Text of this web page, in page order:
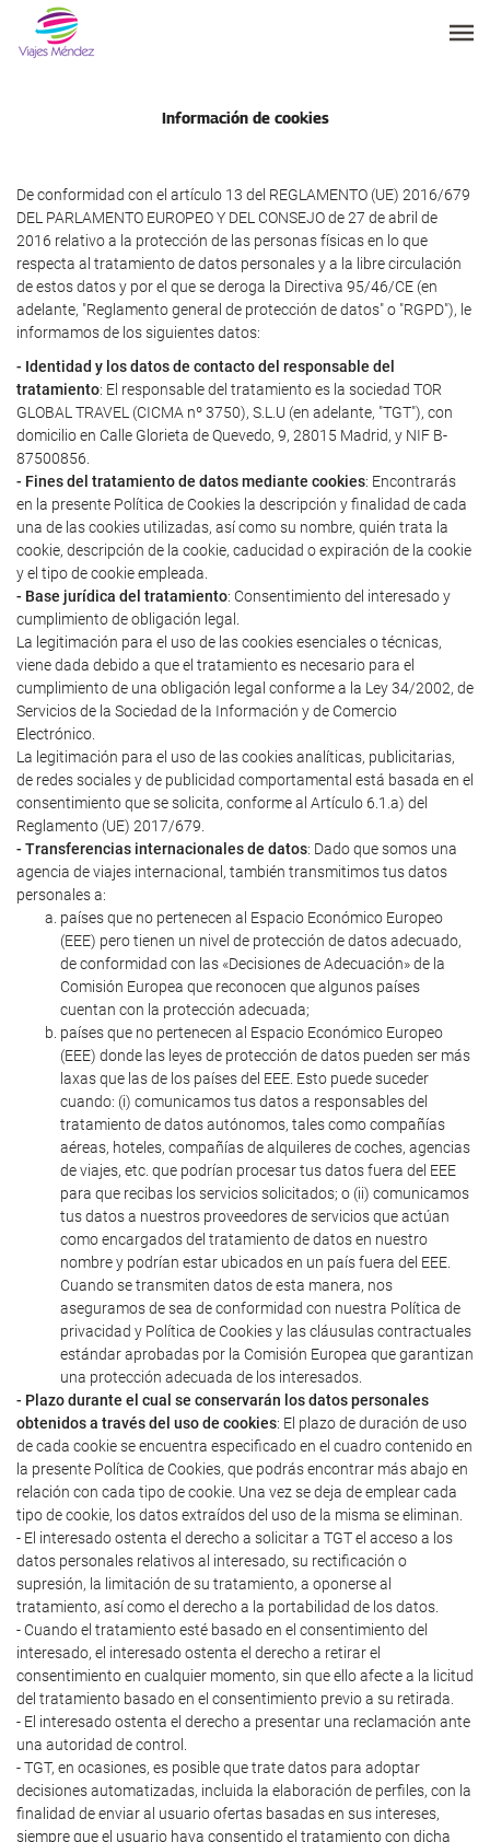
Información de cookies
De conformidad con el artículo 13 del REGLAMENTO (UE) 2016/679
DEL PARLAMENTO EUROPEO Y DEL CONSEJO de 27 de abril de
2016 relativo a la protección de las personas físicas en lo que
respecta al tratamiento de datos personales y a la libre circulación
de estos datos y por el que se deroga la Directiva 95/46/CE (en
adelante, "Reglamento general de protección de datos" o "RGPD"), le
informamos de los siguientes datos:
- Identidad y los datos de contacto del responsable del
tratamiento: El responsable del tratamiento es la sociedad TOR
GLOBAL TRAVEL (CICMA nº 3750), S.L.U (en adelante, "TGT"), con
domicilio en Calle Glorieta de Quevedo, 9, 28015 Madrid, y NIF B-
87500856.
- Fines del tratamiento de datos mediante cookies: Encontrarás
en la presente Política de Cookies la descripción y finalidad de cada
una de las cookies utilizadas, así como su nombre, quién trata la
cookie, descripción de la cookie, caducidad o expiración de la cookie
y el tipo de cookie empleada.
- Base jurídica del tratamiento: Consentimiento del interesado y
cumplimiento de obligación legal.
La legitimación para el uso de las cookies esenciales o técnicas,
viene dada debido a que el tratamiento es necesario para el
cumplimiento de una obligación legal conforme a la Ley 34/2002, de
Servicios de la Sociedad de la Información y de Comercio
Electrónico.
La legitimación para el uso de las cookies analíticas, publicitarias,
de redes sociales y de publicidad comportamental está basada en el
consentimiento que se solicita, conforme al Artículo 6.1.a) del
Reglamento (UE) 2017/679.
- Transferencias internacionales de datos: Dado que somos una
agencia de viajes internacional, también transmitimos tus datos
personales a:
países que no pertenecen al Espacio Económico Europeo
(EEE) pero tienen un nivel de protección de datos adecuado,
de conformidad con las «Decisiones de Adecuación» de la
Comisión Europea que reconocen que algunos países
cuentan con la protección adecuada;
países que no pertenecen al Espacio Económico Europeo
(EEE) donde las leyes de protección de datos pueden ser más
laxas que las de los países del EEE. Esto puede suceder
cuando: (i) comunicamos tus datos a responsables del
tratamiento de datos autónomos, tales como compañías
aéreas, hoteles, compañías de alquileres de coches, agencias
de viajes, etc. que podrían procesar tus datos fuera del EEE
para que recibas los servicios solicitados; o (ii) comunicamos
tus datos a nuestros proveedores de servicios que actúan
como encargados del tratamiento de datos en nuestro
nombre y podrían estar ubicados en un país fuera del EEE.
Cuando se transmiten datos de esta manera, nos
aseguramos de sea de conformidad con nuestra Política de
privacidad y Política de Cookies y las cláusulas contractuales
estándar aprobadas por la Comisión Europea que garantizan
una protección adecuada de los interesados.
- Plazo durante el cual se conservarán los datos personales
obtenidos a través del uso de cookies: El plazo de duración de uso
de cada cookie se encuentra especificado en el cuadro contenido en
la presente Política de Cookies, que podrás encontrar más abajo en
relación con cada tipo de cookie. Una vez se deja de emplear cada
tipo de cookie, los datos extraídos del uso de la misma se eliminan.
- El interesado ostenta el derecho a solicitar a TGT el acceso a los
datos personales relativos al interesado, su rectificación o
supresión, la limitación de su tratamiento, a oponerse al
tratamiento, así como el derecho a la portabilidad de los datos.
- Cuando el tratamiento esté basado en el consentimiento del
interesado, el interesado ostenta el derecho a retirar el
consentimiento en cualquier momento, sin que ello afecte a la licitud
del tratamiento basado en el consentimiento previo a su retirada.
- El interesado ostenta el derecho a presentar una reclamación ante
una autoridad de control.
- TGT, en ocasiones, es posible que trate datos para adoptar
decisiones automatizadas, incluida la elaboración de perfiles, con la
finalidad de enviar al usuario ofertas basadas en sus intereses,
siempre que el usuario haya consentido el tratamiento con dicha